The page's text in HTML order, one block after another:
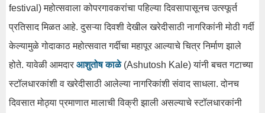
festival) महोत्सवाला कोपरगावकरांचा पहिल्या दिवसापासूनच उत्स्फूर्त
प्रतिसाद मिळत आहे. दुसऱ्या दिवशी देखील खरेदीसाठी नागरिकांनी मोठी गर्दी
केल्यामुळे गोदाकाठ महोत्सवात गर्दीचा महापूर आल्याचे चित्र निर्माण झाले
होते. यावेळी आमदार आशुतोष काळे (Ashutosh Kale) यांनी बचत गटाच्या
स्टॉलधारकांशी व खरेदीसाठी आलेल्या नागरिकांशी संवाद साधला. दोनच
दिवसात मोठ्या प्रमाणात मालाची विक्री झाली असल्याचे स्टॉलधारकांनी